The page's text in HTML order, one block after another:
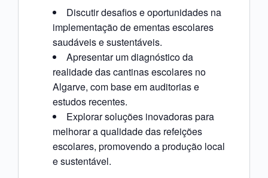
Discutir desafios e oportunidades na
implementação de ementas escolares
saudáveis e sustentáveis.
Apresentar um diagnóstico da
realidade das cantinas escolares no
Algarve, com base em auditorias e
estudos recentes.
Explorar soluções inovadoras para
melhorar a qualidade das refeições
escolares, promovendo a produção local
e sustentável.